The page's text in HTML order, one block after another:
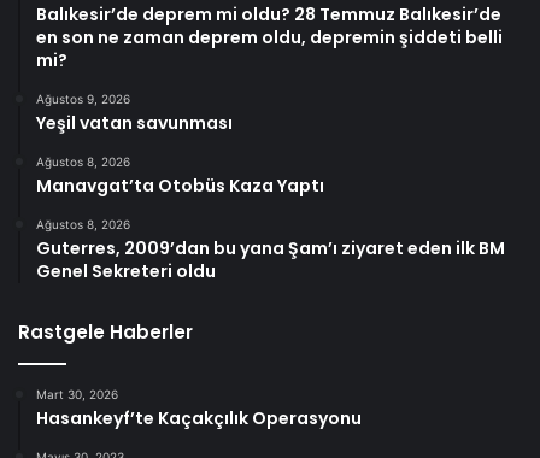
Balıkesir’de deprem mi oldu? 28 Temmuz Balıkesir’de
en son ne zaman deprem oldu, depremin şiddeti belli
mi?
Ağustos 9, 2026
Yeşil vatan savunması
Ağustos 8, 2026
Manavgat’ta Otobüs Kaza Yaptı
Ağustos 8, 2026
Guterres, 2009’dan bu yana Şam’ı ziyaret eden ilk BM
Genel Sekreteri oldu
Rastgele Haberler
Mart 30, 2026
Hasankeyf’te Kaçakçılık Operasyonu